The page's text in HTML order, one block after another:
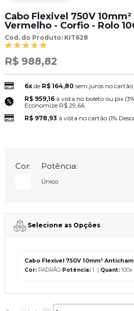
Cabo Flexivel 750V
Vermelho - Corfio - Rolo
Cod. do Produto: KIT628
R$ 988,82
6xde R$ 164,80 sem juros no
R$ 959,16 à vista no boleto ou pix
Economize R$ 29,66
R$ 978,93 à vista no cartão (1%
Cor: Potência:
Único
Selecione as Opções
Cabo Flexivel 750V 10mm²
Cor:PADRÃO Potência:1 | Quant:100x